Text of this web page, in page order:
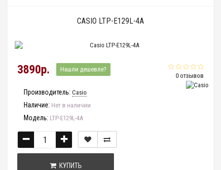
CASIO LTP-E129L-4A
0 отзывов
3890р. Нашли дешевле?
Производитель: Casio
Наличие: Нет в наличии
Модель: LTP-E129L-4A
КУПИТЬ